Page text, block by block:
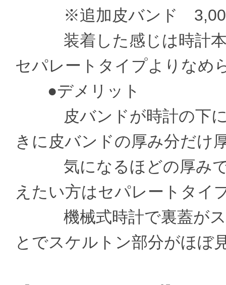
※追加皮バンド 3,000
装着した感じは時計本
セパレートタイプよりなめ
●デメリット
皮バンドが時計の下に
きに皮バンドの厚み分だけ
気になるほどの厚みで
えたい方はセパレートタイ
機械式時計で裏蓋がス
とでスケルトン部分がほぼ